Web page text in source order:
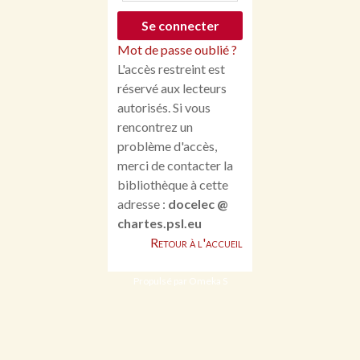
Mot de passe oublié ?
L'accès restreint est
réservé aux lecteurs
autorisés. Si vous
rencontrez un
problème d'accès,
merci de contacter la
bibliothèque à cette
adresse : docelec @
chartes.psl.eu
Retour à l'accueil
Propulsé par Omeka S